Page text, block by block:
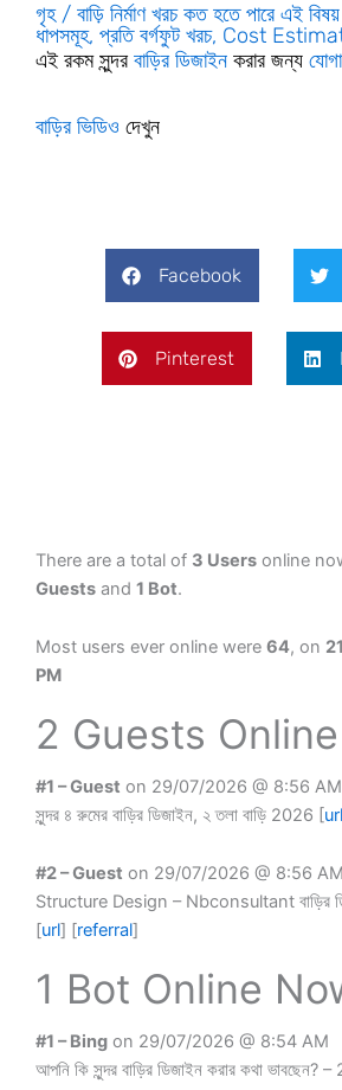
গৃহ / বাড়ি নির্মাণ খরচ কত হতে পারে এই বিষয়
ধাপসমূহ, প্রতি বর্গফুট খরচ, Cost
এই রকম সুন্দরবাড়ির ডিজাইন করার জন্য
বাড়ির ভিডিও দেখুন
Facebook
Pinterest
There are a total of 3 Users online
Guests and 1 Bot.
Most users ever online were 64, on
PM
2 Guests
#1 – Guest on 29/07/2026 @ 8:56 AM
সুন্দর ৪ রুমের বাড়ির ডিজাইন, ২ তলা বাড়ি 2026 [url
#2 – Guest on 29/07/2026 @ 8:56 AM
Structure Design – Nbconsultant বাড়ির
[url] [referral]
1 Bot Online
#1 – Bing on 29/07/2026 @ 8:54 AM
আপনি কি সুন্দর বাড়ির ডিজাইন করার কথা ভাবছেন?